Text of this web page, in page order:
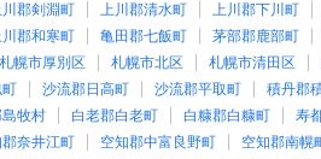
郡剣淵町 上川郡清水町 上川郡下川町
郡和寒町 亀田郡七飯町 茅部郡鹿部町
札幌市厚別区 札幌市北区 札幌市清田区
沙流郡日高町 沙流郡平取町 積丹郡
牧村 白老郡白老町 白糠郡白糠町 寿
郡奈井江町 空知郡中富良野町 空知郡南幌